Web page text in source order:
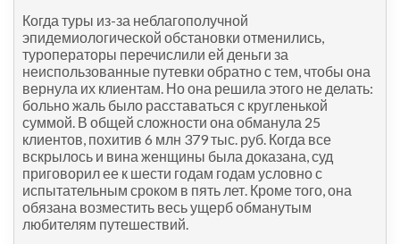
Когда туры из-за неблагополучной
эпидемиологической обстановки отменились,
туроператоры перечислили ей деньги за
неиспользованные путевки обратно с тем, чтобы она
вернула их клиентам. Но она решила этого не делать:
больно жаль было расставаться с кругленькой
суммой. В общей сложности она обманула 25
клиентов, похитив 6 млн 379 тыс. руб. Когда все
вскрылось и вина женщины была доказана, суд
приговорил ее к шести годам годам условно с
испытательным сроком в пять лет. Кроме того, она
обязана возместить весь ущерб обманутым
любителям путешествий.